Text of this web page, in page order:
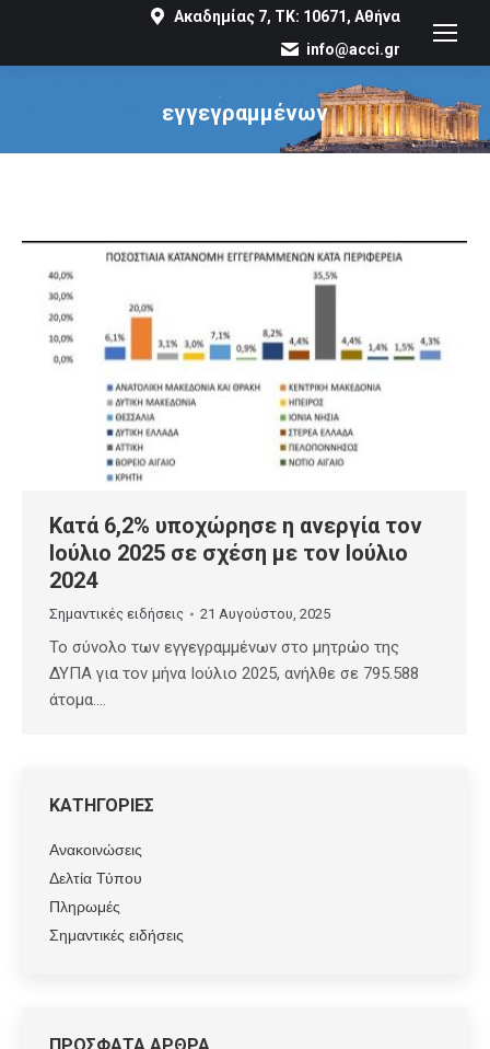
Ακαδημίας 7, ΤΚ: 10671, Αθήνα
info@acci.gr
εγγεγραμμένων
You are here:
Κατά 6,2% υποχώρησε η ανεργία τον
Ιούλιο 2025 σε σχέση με τον Ιούλιο
2024
Σημαντικές ειδήσεις 21 Αυγούστου, 2025
Το σύνολο των εγγεγραμμένων στο μητρώο της
ΔΥΠΑ για τον μήνα Ιούλιο 2025, ανήλθε σε 795.588
άτομα.…
ΚΑΤΗΓΟΡΙΕΣ
Ανακοινώσεις
Δελτία Τύπου
Πληρωμές
Σημαντικές ειδήσεις